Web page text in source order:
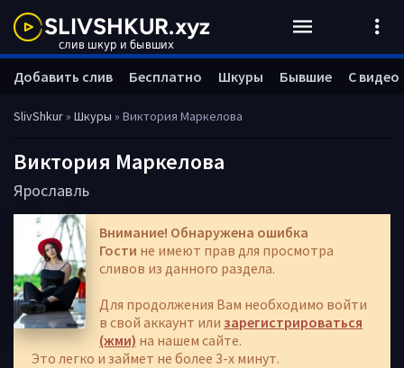
SlivShkur» Шкуры » Виктория Маркелова
Виктория Маркелова
Ярославль
Внимание! Обнаружена ошибка
Гости не имеют прав для просмотра
сливов из данного раздела.
Для продолжения Вам необходимо войти
в свой аккаунт или зарегистрироваться
(жми) на нашем сайте.
Это легко и займет не более 3-х минут.
Добавить слив Бесплатно Шкуры Бывшие С видео